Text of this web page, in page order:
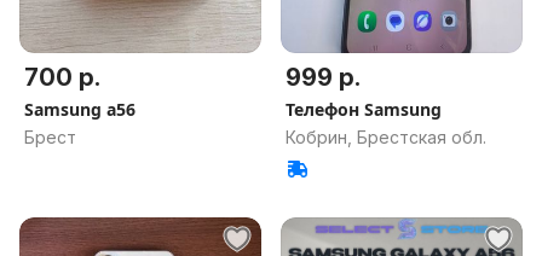
700 р.
Samsung a56
Брест
999 р.
Телефон Samsung
Кобрин, Брестская обл.